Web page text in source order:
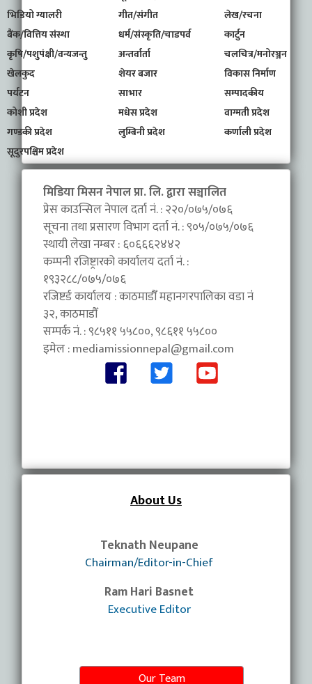
भिडियो ग्यालरी
गीत/संगीत
लेख/रचना
बैंक/वित्तिय संस्था
धर्म/संस्कृति/चाडपर्व
कार्टुन
कृषि/पशुपंक्षी/वन्यजन्तु
अन्तर्वार्ता
चलचित्र/मनोरञ्जन
खेलकुद
शेयर बजार
विकास निर्माण
पर्यटन
साभार
सम्पादकीय
कोशी प्रदेश
मधेस प्रदेश
वाग्मती प्रदेश
गण्डकी प्रदेश
लुम्बिनी प्रदेश
कर्णाली प्रदेश
सूदुरपश्चिम प्रदेश
मिडिया मिसन नेपाल प्रा. लि. द्वारा सञ्चालित
प्रेस काउन्सिल नेपाल दर्ता नं. : २२०/०७५/०७६
सूचना तथा प्रसारण विभाग दर्ता नं. : ९०५/०७५/०७६
स्थायी लेखा नम्बर : ६०६६६२४४२
कम्पनी रजिष्ट्रारको कार्यालय दर्ता नं. :
१९३२८८/०७५/०७६
रजिष्टर्ड कार्यालय : काठमाडौँ महानगरपालिका वडा नंं
३२, काठमाडौँ
सम्पर्क नं. : ९८५११ ५५८००, ९८६११ ५५८००
इमेल :mediamissionnepal@gmail.com
About Us
Teknath Neupane
Chairman/Editor-in-Chief
Ram Hari Basnet
Executive Editor
Our Team